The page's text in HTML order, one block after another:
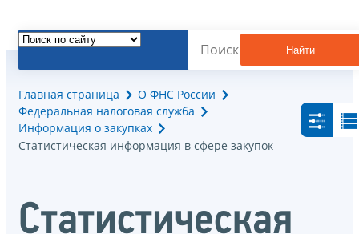
Найти
Главная страница
О ФНС России
Федеральная налоговая служба
Информация о закупках
Статистическая информация в сфере закупок
Статистическая